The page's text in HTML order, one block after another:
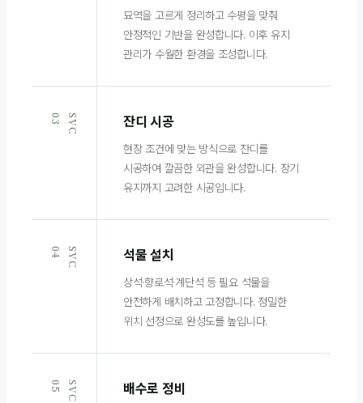
묘역을 고르게 정리하고 수평을 맞춰
안정적인 기반을 완성합니다. 이후 유지
관리가 수월한 환경을 조성합니다.
S
V
C
0
3 잔디 시공
현장 조건에 맞는 방식으로 잔디를
시공하여 깔끔한 외관을 완성합니다. 장기
유지까지 고려한 시공입니다.
S
V
C
0
4 석물 설치
상석·향로석·계단석 등 필요 석물을
안전하게 배치하고 고정합니다. 정밀한
위치 선정으로 완성도를 높입니다.
S
V
C
0
5 배수로 정비